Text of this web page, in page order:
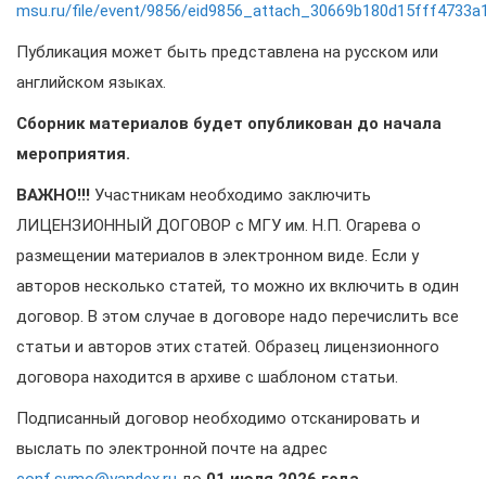
msu.ru/file/event/9856/
Публикация может быть представлена на русском или
английском языках.
Сборник материалов будет опубликован до начала
мероприятия.
ВАЖНО!!! Участникам необходимо заключить
ЛИЦЕНЗИОННЫЙ ДОГОВОР с МГУ им. Н.П. Огарева о
размещении материалов в электронном виде. Если у
авторов несколько статей, то можно их включить в один
договор. В этом случае в договоре надо перечислить все
статьи и авторов этих статей. Образец лицензионного
договора находится в архиве с шаблоном статьи.
Подписанный договор необходимо отсканировать и
выслать по электронной почте на адрес